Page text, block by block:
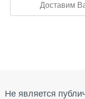
Доставим
Не является